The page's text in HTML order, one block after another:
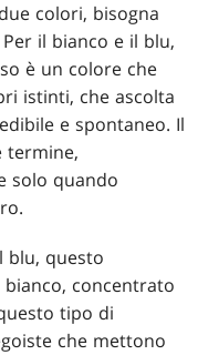
colori, bisogna
il bianco e il blu,
è un colore che
istinti, che ascolta
e spontaneo. Il
termine,
solo quando
blu, questo
concentrato
tipo di
che mettono